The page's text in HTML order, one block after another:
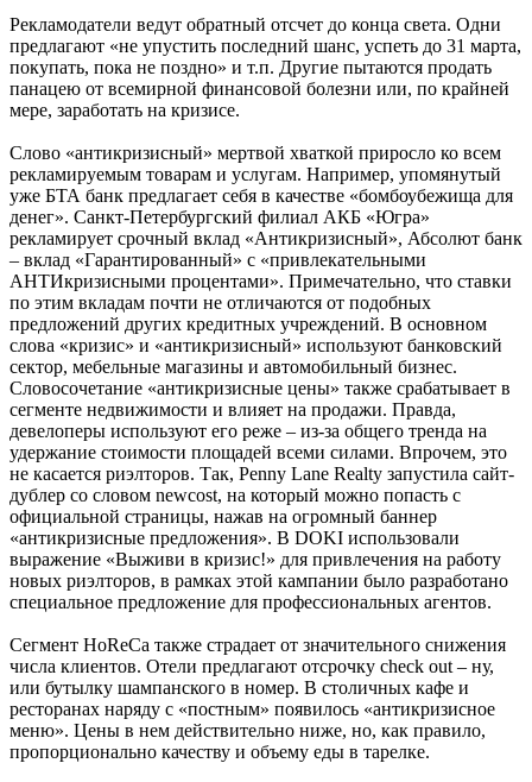
Рекламодатели ведут обратный отсчет до конца света. Одни
предлагают «не упустить последний шанс, успеть до 31 марта,
покупать, пока не поздно» и т.п. Другие пытаются продать
панацею от всемирной финансовой болезни или, по крайней
мере, заработать на кризисе.
Слово «антикризисный» мертвой хваткой приросло ко всем
рекламируемым товарам и услугам. Например, упомянутый
уже БТА банк предлагает себя в качестве «бомбоубежища для
денег». Санкт-Петербургский филиал АКБ «Югра»
рекламирует срочный вклад «Антикризисный», Абсолют банк
– вклад «Гарантированный» с «привлекательными
АНТИкризисными процентами». Примечательно, что ставки
по этим вкладам почти не отличаются от подобных
предложений других кредитных учреждений. В основном
слова «кризис» и «антикризисный» используют банковский
сектор, мебельные магазины и автомобильный бизнес.
Словосочетание «антикризисные цены» также срабатывает в
сегменте недвижимости и влияет на продажи. Правда,
девелоперы используют его реже – из-за общего тренда на
удержание стоимости площадей всеми силами. Впрочем, это
не касается риэлторов. Так, Penny Lane Realty запустила сайт-
дублер со словом newcost, на который можно попасть с
официальной страницы, нажав на огромный баннер
«антикризисные предложения». В DOKI использовали
выражение «Выживи в кризис!» для привлечения на работу
новых риэлторов, в рамках этой кампании было разработано
специальное предложение для профессиональных агентов.
Сегмент HoReCa также страдает от значительного снижения
числа клиентов. Отели предлагают отсрочку check out – ну,
или бутылку шампанского в номер. В столичных кафе и
ресторанах наряду с «постным» появилось «антикризисное
меню». Цены в нем действительно ниже, но, как правило,
пропорционально качеству и объему еды в тарелке.